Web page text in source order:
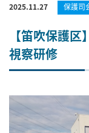
2025.11.27 保護司
【笛吹保護
視察研修